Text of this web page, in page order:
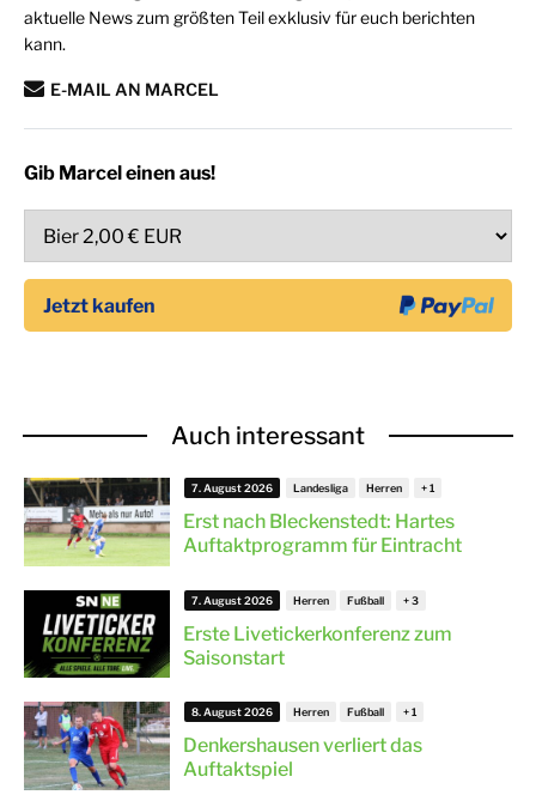
aktuelle News zum größten Teil exklusiv für euch berichten
kann.
E-MAIL AN MARCEL
Gib Marcel einen aus!
Auch interessant
Erst nach Bleckenstedt: Hartes
Auftaktprogramm für Eintracht
7. August 2026 Landesliga Herren
Erste Livetickerkonferenz zum
Saisonstart
7. August 2026 Herren Fußball
Denkershausen verliert das
Auftaktspiel
8. August 2026 Herren Fußball